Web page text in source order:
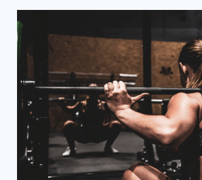
WYGODNY
KONTAKT
ZA
POMOCĄ
SMS